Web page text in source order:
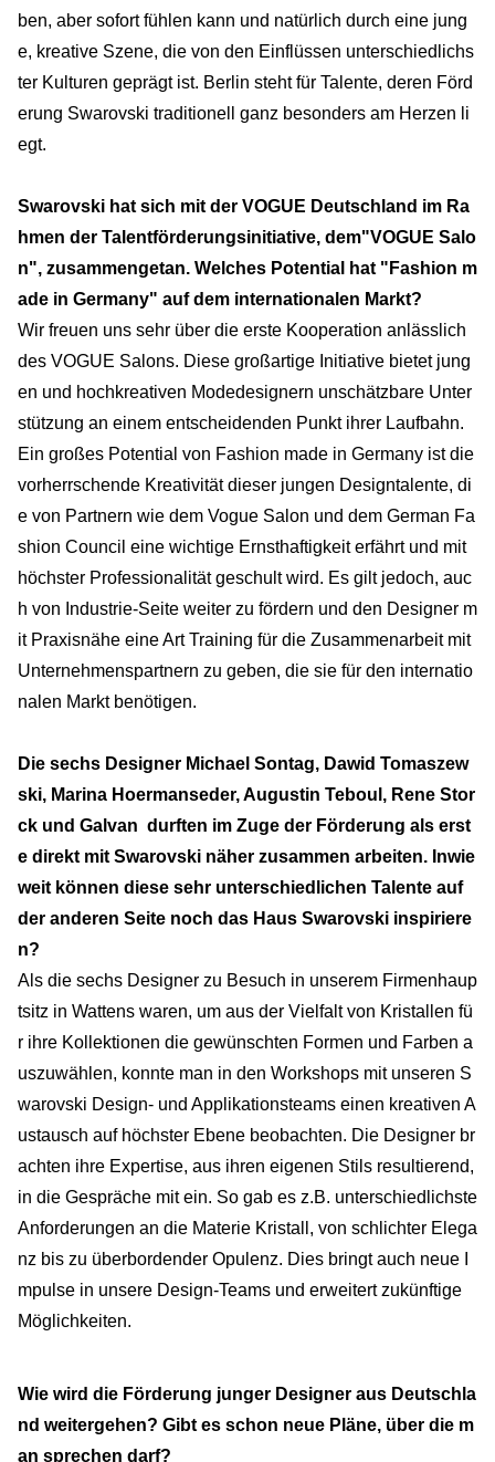
ben, aber sofort fühlen kann und natürlich durch eine jung
e, kreative Szene, die von den Einflüssen unterschiedlichs
ter Kulturen geprägt ist. Berlin steht für Talente, deren Förd
erung Swarovski traditionell ganz besonders am Herzen li
egt.
Swarovski hat sich mit der VOGUE Deutschland im Ra
hmen der Talentförderungsinitiative, dem"VOGUE Salo
n", zusammengetan. Welches Potential hat "Fashion m
ade in Germany" auf dem internationalen Markt?
Wir freuen uns sehr über die erste Kooperation anlässlich
des VOGUE Salons. Diese großartige Initiative bietet jung
en und hochkreativen Modedesignern unschätzbare Unter
stützung an einem entscheidenden Punkt ihrer Laufbahn.
Ein großes Potential von Fashion made in Germany ist die
vorherrschende Kreativität dieser jungen Designtalente, di
e von Partnern wie dem Vogue Salon und dem German Fa
shion Council eine wichtige Ernsthaftigkeit erfährt und mit
höchster Professionalität geschult wird. Es gilt jedoch, auc
h von Industrie-Seite weiter zu fördern und den Designer m
it Praxisnähe eine Art Training für die Zusammenarbeit mit
Unternehmenspartnern zu geben, die sie für den internatio
nalen Markt benötigen.
Die sechs Designer Michael Sontag, Dawid Tomaszew
ski, Marina Hoermanseder, Augustin Teboul, Rene Stor
ck und Galvan durften im Zuge der Förderung als erst
e direkt mit Swarovski näher zusammen arbeiten. Inwie
weit können diese sehr unterschiedlichen Talente auf
der anderen Seite noch das Haus Swarovski inspiriere
n?
Als die sechs Designer zu Besuch in unserem Firmenhaup
tsitz in Wattens waren, um aus der Vielfalt von Kristallen fü
r ihre Kollektionen die gewünschten Formen und Farben a
uszuwählen, konnte man in den Workshops mit unseren S
warovski Design- und Applikationsteams einen kreativen A
ustausch auf höchster Ebene beobachten. Die Designer br
achten ihre Expertise, aus ihren eigenen Stils resultierend,
in die Gespräche mit ein. So gab es z.B. unterschiedlichste
Anforderungen an die Materie Kristall, von schlichter Elega
nz bis zu überbordender Opulenz. Dies bringt auch neue I
mpulse in unsere Design-Teams und erweitert zukünftige
Möglichkeiten.
Wie wird die Förderung junger Designer aus Deutschla
nd weitergehen? Gibt es schon neue Pläne, über die m
an sprechen darf?